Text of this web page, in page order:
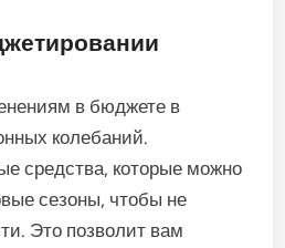
в бюджете в
колебаний.
средства, которые можно
сезоны, чтобы не
Это позволит вам